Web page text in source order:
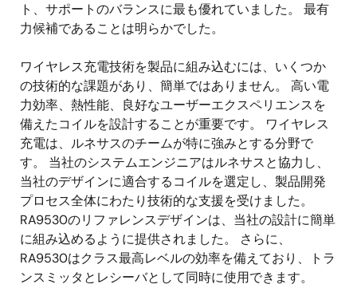
ト、サポートのバランスに最も優れていました。 最有
力候補であることは明らかでした。
ワイヤレス充電技術を製品に組み込むには、いくつか
の技術的な課題があり、簡単ではありません。 高い電
力効率、熱性能、良好なユーザーエクスペリエンスを
備えたコイルを設計することが重要です。 ワイヤレス
充電は、ルネサスのチームが特に強みとする分野で
す。 当社のシステムエンジニアはルネサスと協力し、
当社のデザインに適合するコイルを選定し、製品開発
プロセス全体にわたり技術的な支援を受けました。
RA9530のリファレンスデザインは、当社の設計に簡単
に組み込めるように提供されました。 さらに、
RA9530はクラス最高レベルの効率を備えており、トラ
ンスミッタとレシーバとして同時に使用できます。